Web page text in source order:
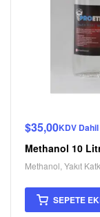
$35,00KDV Dahil
Methanol 10
Methanol Yakıt
SEPETE